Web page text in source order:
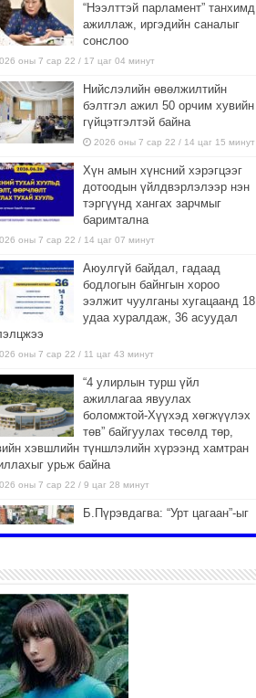
“Нээлттэй парламент” танхимд
ажиллаж, иргэдийн саналыг
сонслоо
оны 7 сар 22 / 17 цаг 04 минут
Нийслэлийн өвөлжилтийн
бэлтгэл ажил 50 орчим хувийн
гүйцэтгэлтэй байна
2026 оны 7 сар 22 / 14 цаг 15 минут
Хүн амын хүнсний хэрэгцээг
дотоодын үйлдвэрлэлээр нэн
тэргүүнд хангах зарчмыг
баримтална
оны 7 сар 22 / 14 цаг 07 минут
Аюулгүй байдал, гадаад
бодлогын байнгын хороо
ээлжит чуулганы хугацаанд 18
удаа хуралдаж, 36 асуудал
оны 7 сар 22 / 11 цаг 43 минут
“4 улирлын турш үйл
ажиллагаа явуулах
боломжтой-Хүүхэд хөгжүүлэх
төв” байгуулах төсөлд төр,
хэвшлийн түншлэлийн хүрээнд хамтран
урьж байна
оны 7 сар 22 / 9 цаг 28 минут
Б.Пүрэвдагва: “Урт цагаан”-ыг
оны 7 сар 21 / 16 цаг 47 минут
Тусгай замын автобус /BRT/
төслийн удирдах хорооны
ээлжит хуралдаан боллоо
2026 оны 7 сар 21 / 16 цаг 43 минут
Ерөнхий сайд Н.Учрал БНХАУ-